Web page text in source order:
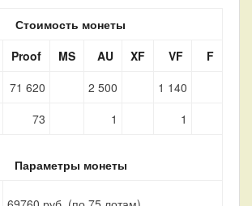
Стоимость монеты
Proof MS AU XF VF
F
71 620 2 500
1 140
73 1 1
Параметры монеты